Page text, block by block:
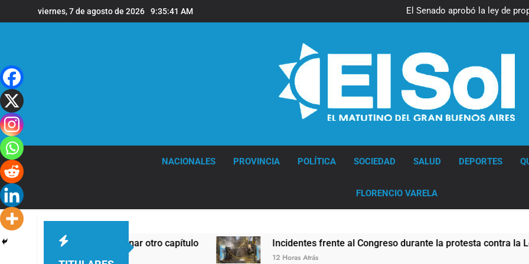
al
viernes, 7 de agosto de 2026 9:35:42 AM
El Senado aprobó la ley de
pero el Gobierno debió
NACIONALES PROVINCIA POLÍTICA SOCIEDAD SALUD DEPORTES
FLORENCIO VARELA
otro capítulo Incidentes frente al Congreso durante la protesta contra la Ley de Propiedad Privada: